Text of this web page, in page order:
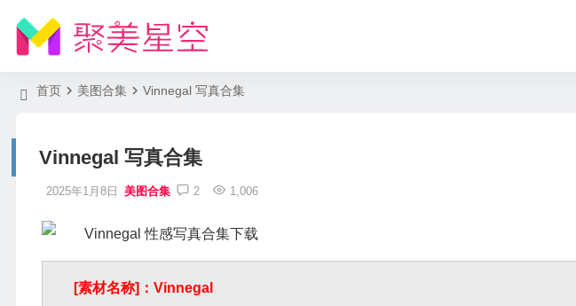
首页 美图合集 Vinnegal 写真合集
Vinnegal 写真合集
2025年1月8日 美图合集 2 1,006
[素材名称]：Vinnegal